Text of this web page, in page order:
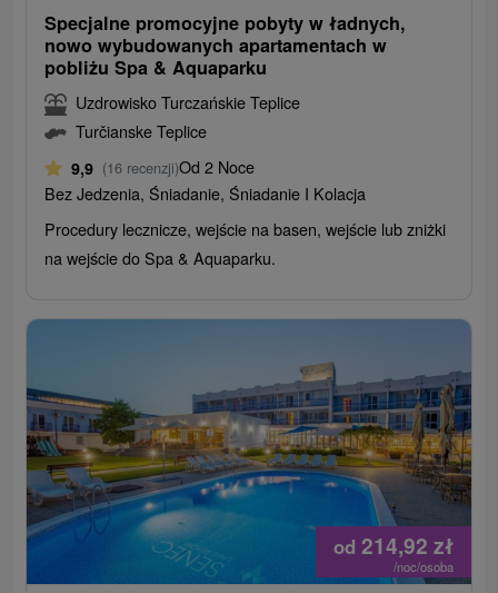
Specjalne promocyjne pobyty w ładnych,
nowo wybudowanych apartamentach w
pobliżu Spa & Aquaparku
Uzdrowisko Turczańskie Teplice
Turčianske Teplice
9,9 (16 recenzji)Od 2 Noce
Bez Jedzenia, Śniadanie, Śniadanie I Kolacja
Procedury lecznicze, wejście na basen, wejście lub zniżki
na wejście do Spa & Aquaparku.
od 214,92 zł
/noc/osoba